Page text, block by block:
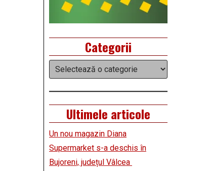
Categorii
Categorii
Ultimele articole
Un nou magazin Diana
Supermarket s-a deschis în
Bujoreni, județul Vâlcea